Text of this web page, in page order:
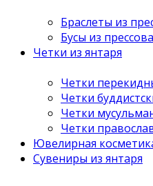
Браслеты из
Бусы из
Четки из янтаря
Четки
Четки
Четки
Четки
Ювелирная
Сувениры из янтаря